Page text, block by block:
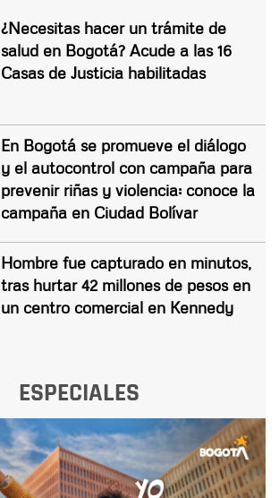
¿Necesitas hacer un trámite de
salud en Bogotá? Acude a las 16
Casas de Justicia habilitadas
En Bogotá se promueve el diálogo
y el autocontrol con campaña para
prevenir riñas y violencia: conoce la
campaña en Ciudad Bolívar
Hombre fue capturado en minutos,
tras hurtar 42 millones de pesos en
un centro comercial en Kennedy
ESPECIALES